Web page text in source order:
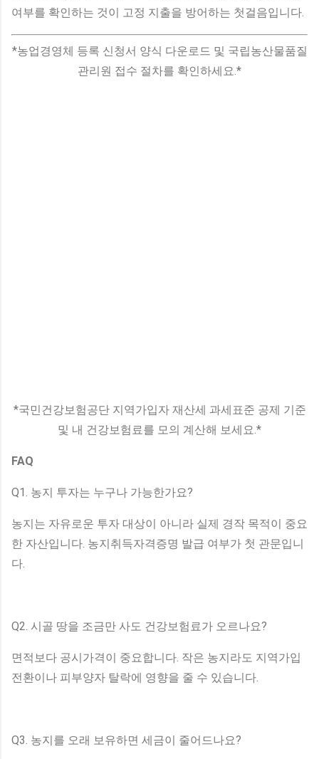
여부를 확인하는 것이 고정 지출을 방어하는 첫걸음입니다.
*농업경영체 등록 신청서 양식 다운로드 및 국립농산물품질
관리원 접수 절차를 확인하세요.*
*국민건강보험공단 지역가입자 재산세 과세표준 공제 기준
및 내 건강보험료를 모의 계산해 보세요.*
FAQ
Q1. 농지 투자는 누구나 가능한가요?
농지는 자유로운 투자 대상이 아니라 실제 경작 목적이 중요
한 자산입니다. 농지취득자격증명 발급 여부가 첫 관문입니
다.
Q2. 시골 땅을 조금만 사도 건강보험료가 오르나요?
면적보다 공시가격이 중요합니다. 작은 농지라도 지역가입
전환이나 피부양자 탈락에 영향을 줄 수 있습니다.
Q3. 농지를 오래 보유하면 세금이 줄어드나요?